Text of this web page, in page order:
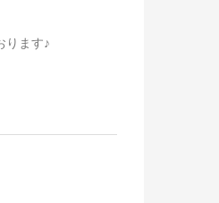
ります♪